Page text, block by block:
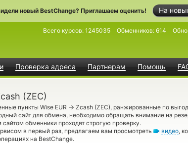
На
новый BestChange? Приглашаем оценить!
Проверка адреса Партнерам Помощь
Всего курсов: 1245035 Обменников: 614
(ZEC)
пункты Wise EUR → Zcash (ZEC), ранжированные по
сайт для обмена, необходимо обращать внимание на
обменники проходят строгую проверку.
в первый раз, предлагаем вам просмотреть
видео,
на BestChange.